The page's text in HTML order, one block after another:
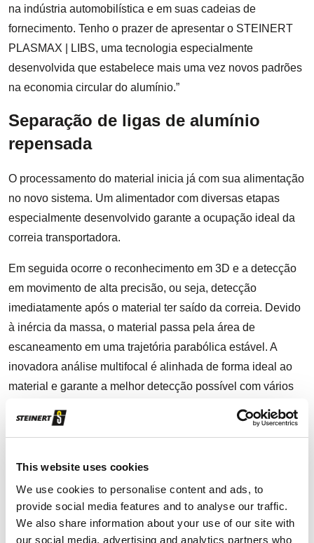
This website uses cookies
We use cookies to personalise content and ads, to
provide social media features and to analyse our traffic.
We also share information about your use of our site with
our social media, advertising and analytics partners who
na indústria automobilística e em suas cadeias de
fornecimento. Tenho o prazer de apresentar o STEINERT
PLASMAX | LIBS, uma tecnologia especialmente
desenvolvida que estabelece mais uma vez novos padrões
na economia circular do alumínio.”
Separação de ligas de alumínio
repensada
O processamento do material inicia já com sua alimentação
no novo sistema. Um alimentador com diversas etapas
especialmente desenvolvido garante a ocupação ideal da
correia transportadora.
Em seguida ocorre o reconhecimento em 3D e a detecção
em movimento de alta precisão, ou seja, detecção
imediatamente após o material ter saído da correia. Devido
à inércia da massa, o material passa pela área de
escaneamento em uma trajetória parabólica estável. A
inovadora análise multifocal é alinhada de forma ideal ao
material e garante a melhor detecção possível com vários
O plasma produzido quando o feixe de laser atinge o
ar comprimido